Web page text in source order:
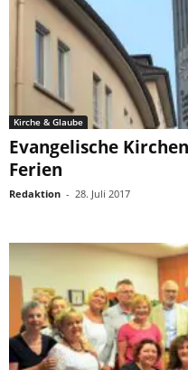
Kirche & Glaube
Evangelische
Ferien
Redaktion - 28. Juli 2017